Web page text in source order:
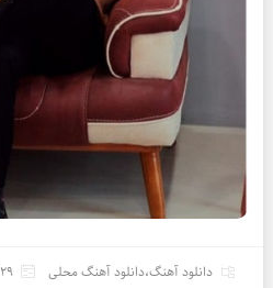
دانلود آهنگ،دانلود آهنگ محلی 29 آبان 1400